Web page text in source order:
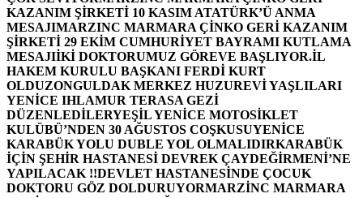
KAZANIM ŞİRKETİ 10 KASIM ATATÜRK’Ü ANMA
MESAJIMARZINC MARMARA ÇİNKO GERİ KAZANIM
ŞİRKETİ 29 EKİM CUMHURİYET BAYRAMI KUTLAMA
MESAJIİKİ DOKTORUMUZ GÖREVE BAŞLIYOR.İL
HAKEM KURULU BAŞKANI FERDİ KURT
OLDUZONGULDAK MERKEZ HUZUREVİ YAŞLILARI
YENİCE IHLAMUR TERASA GEZİ
DÜZENLEDİLERYEŞİL YENİCE MOTOSİKLET
KULÜBÜ’NDEN 30 AĞUSTOS COŞKUSUYENİCE
KARABÜK YOLU DUBLE YOL OLMALIDIRKARABÜK
İÇİN ŞEHİR HASTANESİ DEVREK ÇAYDEĞİRMENİ’NE
YAPILACAK !!DEVLET HASTANESİNDE ÇOCUK
DOKTORU GÖZ DOLDURUYORMARZİNC MARMARA